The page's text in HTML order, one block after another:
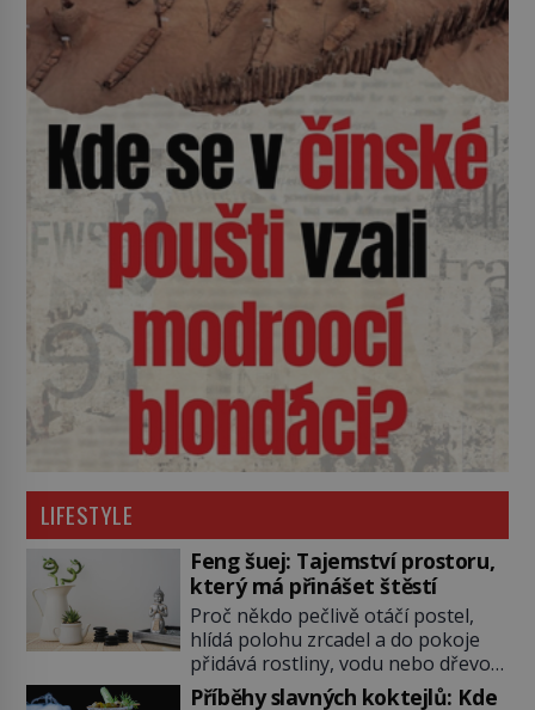
LIFESTYLE
Feng šuej: Tajemství prostoru,
který má přinášet štěstí
Proč někdo pečlivě otáčí postel,
hlídá polohu zrcadel a do pokoje
přidává rostliny, vodu nebo dřevo?
Feng šuej tvrdí, že domov není jen
Příběhy slavných koktejlů: Kde